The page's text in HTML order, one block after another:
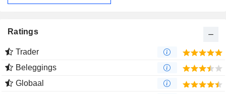
Ratings
Trader
Beleggings
Globaal